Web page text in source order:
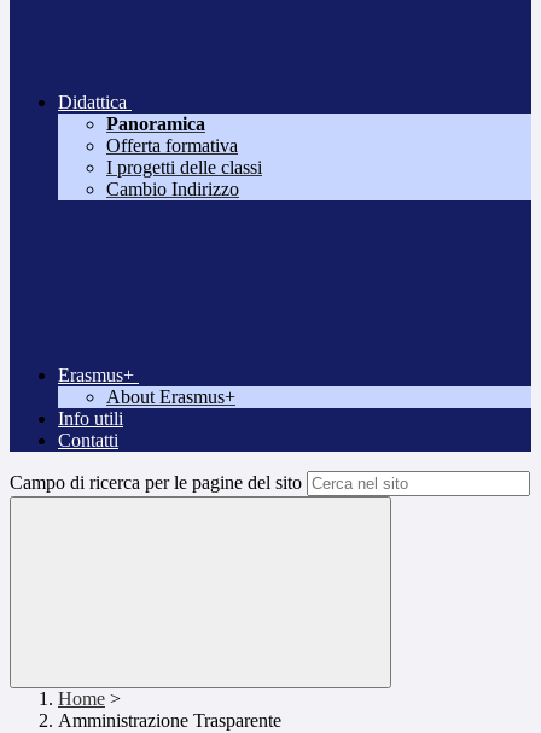
Didattica
Panoramica
Offerta formativa
I progetti delle classi
Cambio Indirizzo
Erasmus+
About Erasmus+
Info utili
Contatti
Campo di ricerca per le pagine del sito
Home >
Amministrazione Trasparente